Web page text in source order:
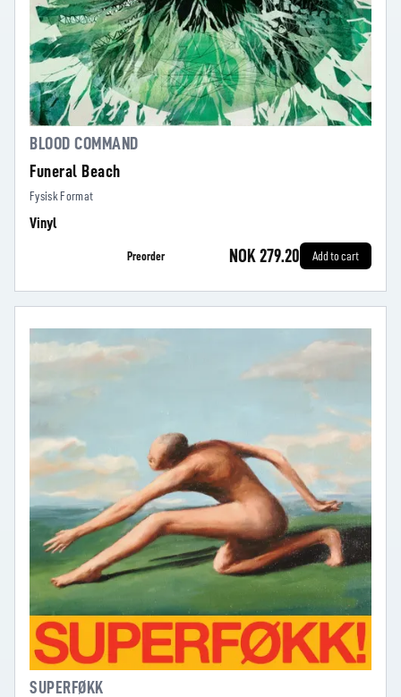
BLOOD COMMAND
Funeral Beach
Fysisk Format
Vinyl
Preorder NOK 279.20 Add to cart
SUPERFØKK